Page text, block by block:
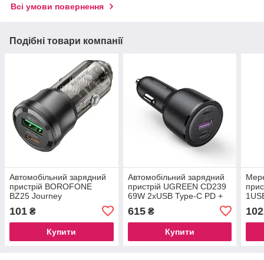
Всі умови повернення
Подібні товари компанії
Автомобільний зарядний
пристрій BOROFONE
BZ25 Journey
PD38W(1C1A) car charger
Black
101 ₴
Купити
Автомобільний зарядний
пристрій UGREEN CD239
69W 2xUSB Type-C PD +
Black (20467)
615₴
Купити
102